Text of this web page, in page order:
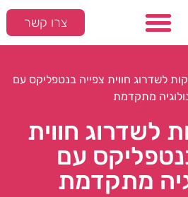
צרו קשר
לשדרוג חווית צפייה בנטפליקס עם
מתקדמת
לשדרוג חווית
עם
מתקדמת